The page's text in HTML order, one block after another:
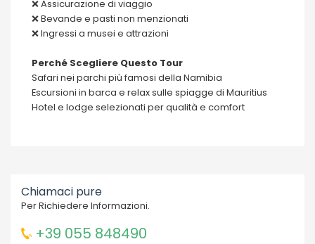
❌ Assicurazione di viaggio
❌ Bevande e pasti non menzionati
❌ Ingressi a musei e attrazioni
Perché Scegliere Questo Tour
Safari nei parchi più famosi della Namibia
Escursioni in barca e relax sulle spiagge di Mauritius
Hotel e lodge selezionati per qualità e comfort
Chiamaci pure
Per Richiedere Informazioni.
+39 055 848490